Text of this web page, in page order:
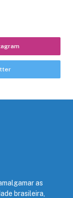
as
brasileira,